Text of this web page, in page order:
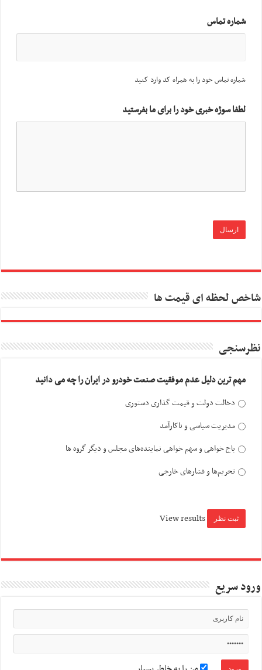
شماره تماس
شماره تماس خود را به همراه کد وارد کنید
لطفا سوژه خبری خود را برای ما بفرستید
شاخص لحظه ای قیمت ها
نظرسنجی
مهم ترین دلیل عدم موفقیت صنعت خودرو در ایران را چه می دانید
دخالت دولت و قیمت گذاری دستوری
مدیریت سیاسی و ناکارآمد
باج خواهی و سهم خواهی نماینده‌های مجلس و دیگر گروه ها
تحریم‌ها و فشارهای خارجی
View results
ورود سریع